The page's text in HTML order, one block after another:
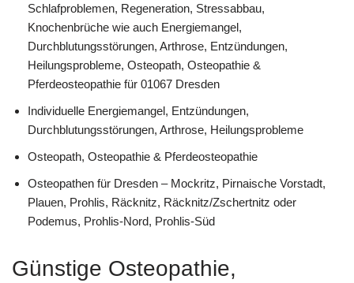
Schlafproblemen, Regeneration, Stressabbau,
Knochenbrüche wie auch Energiemangel,
Durchblutungsstörungen, Arthrose, Entzündungen,
Heilungsprobleme, Osteopath, Osteopathie &
Pferdeosteopathie für 01067 Dresden
Individuelle Energiemangel, Entzündungen,
Durchblutungsstörungen, Arthrose, Heilungsprobleme
Osteopath, Osteopathie & Pferdeosteopathie
Osteopathen für Dresden – Mockritz, Pirnaische Vorstadt,
Plauen, Prohlis, Räcknitz, Räcknitz/Zschertnitz oder
Podemus, Prohlis-Nord, Prohlis-Süd
Günstige Osteopathie,